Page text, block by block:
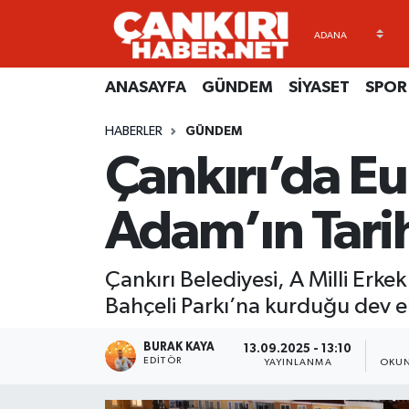
ANASAYFA GÜNDEM SİYASET SPOR
HABERLER GÜNDEM
Çankırı’da
Adam’ın
Çankırı Belediyesi, A Milli
Bahçeli Parkı’na kurduğu
BURAK KAYA
EDITÖR
13.09.2025 - 13:10
YAYINLANMA
ANASAYFA
SİYASET
RESMİ İLANLAR
Künye
Gizlilik Sözleşmesi
BİYOGRAFİLER
GÜNDEM
Merkez Hava Durumu
Süper Lig Puan Durumu ve Fikstür
Tüm Manşetler
Haber Arşivi